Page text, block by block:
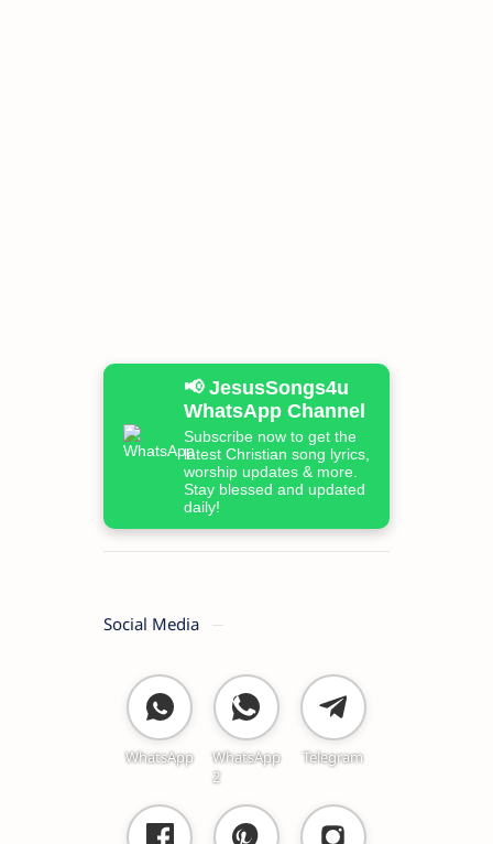
📢 JesusSongs4u
WhatsApp Channel
Subscribe now to get the
latest Christian song lyrics,
worship updates & more.
Stay blessed and updated
daily!
Social Media
WhatsApp
WhatsApp
2
Telegram